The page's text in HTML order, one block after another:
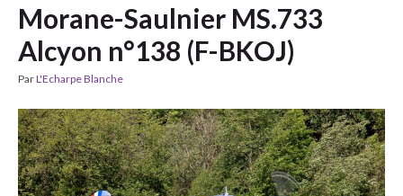
Morane-Saulnier MS.733
Alcyon n°138 (F-BKOJ)
ParL'Echarpe Blanche